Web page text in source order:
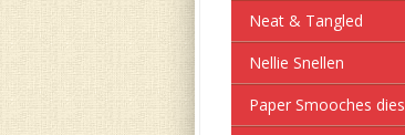
Neat & Tangled
Nellie Snellen
Paper Smooches dies